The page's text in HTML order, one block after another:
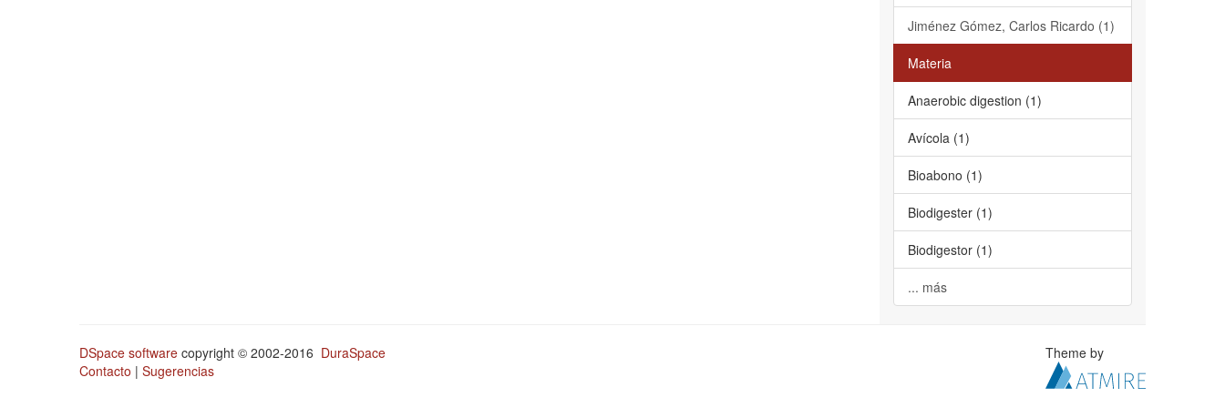
Jiménez Gómez, Carlos Ricardo (1)
Materia
Anaerobic digestion (1)
Avícola (1)
Bioabono (1)
Biodigester (1)
Biodigestor (1)
... más
DSpace software copyright © 2002-2016 DuraSpace
Contacto | Sugerencias
Theme by